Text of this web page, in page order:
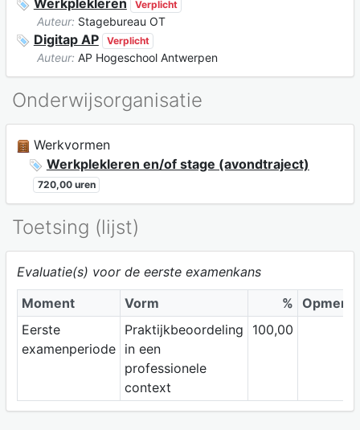
Werkplekleren Verplicht
Auteur: Stagebureau OT
Digitap AP Verplicht
Auteur: AP Hogeschool Antwerpen
Onderwijsorganisatie
Werkvormen
Werkplekleren en/of stage (avondtraject)
720,00 uren
Toetsing (lijst)
Evaluatie(s) voor de eerste examenkans
Moment
Vorm %
Eerste
examenperiode
Praktijkbeoordeling
in een
professionele
context
100,00